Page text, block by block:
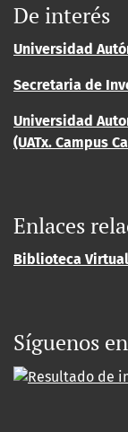
De interés
Universidad
Secretaria de
Universidad
(UATx. Campus
Enlaces
Biblioteca Virtual
Síguenos